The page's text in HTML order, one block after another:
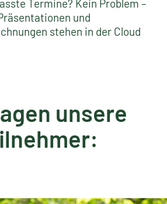
Termine? Kein Problem –
und
stehen in der Cloud
unsere